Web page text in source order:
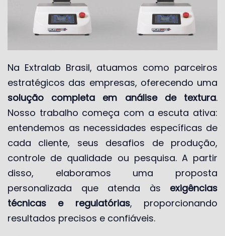
Na Extralab Brasil, atuamos como parceiros
estratégicos das empresas, oferecendo uma
solução completa em análise de textura.
Nosso trabalho começa com a escuta ativa:
entendemos as necessidades específicas de
cada cliente, seus desafios de produção,
controle de qualidade ou pesquisa. A partir
disso, elaboramos uma proposta
personalizada que atenda às exigências
técnicas e regulatórias, proporcionando
resultados precisos e confiáveis.